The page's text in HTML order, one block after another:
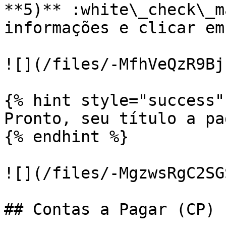
**5)**
informações e clicar
![](/files/-
{% hint style="success"
Pronto, seu título a
{% endhint %}
![](/files/-
## Contas a Pagar (CP)